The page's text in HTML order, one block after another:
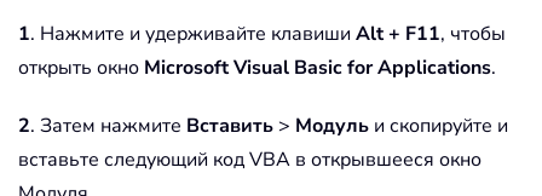
1. Нажмите и удерживайте клавиши Alt + F11, чтобы
открыть окно Microsoft Visual Basic for Applications.
2. Затем нажмите Вставить > Модуль и скопируйте и
вставьте следующий код VBA в открывшееся окно